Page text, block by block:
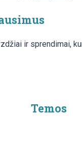
ir sprendimai,
Temos